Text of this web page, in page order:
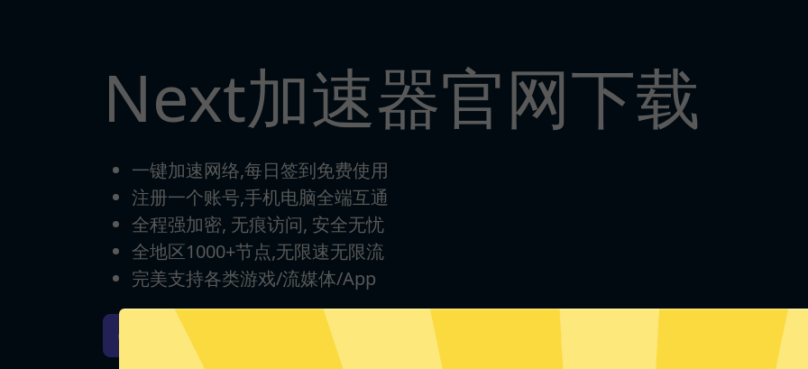
Next加速器官网下载
一键加速网络,每日签到免费使用
注册一个账号,手机电脑全端互通
全程强加密, 无痕访问, 安全无忧
全地区1000+节点,无限速无限流
完美支持各类游戏/流媒体/App
Next加速器iOS版下载 Next加速器安卓版下载